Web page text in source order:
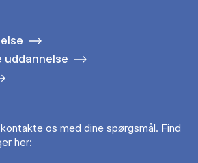
os med dine spørgsmål. Find
her: